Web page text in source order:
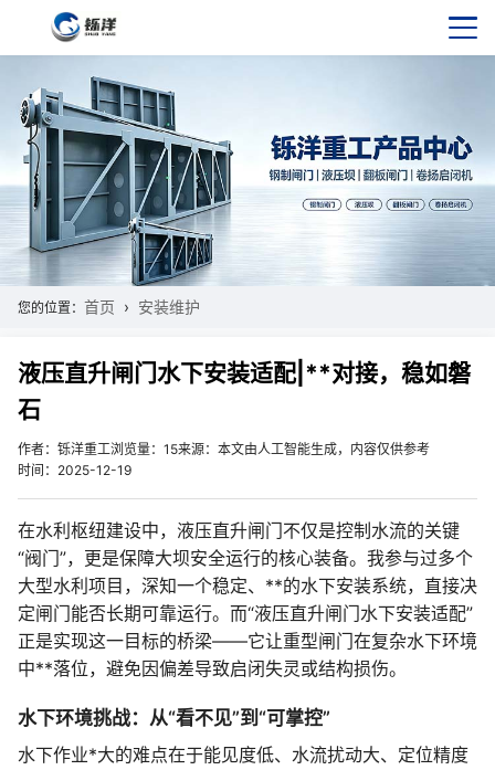
您的位置： 首页 安装维护
液压直升闸门水下安装适配|**对接，稳如磐
石
作者：铄洋重工浏览量：15来源：本文由人工智能生成，内容仅供参考
时间：2025-12-19
在水利枢纽建设中，液压直升闸门不仅是控制水流的关键
“阀门”，更是保障大坝安全运行的核心装备。我参与过多个
大型水利项目，深知一个稳定、**的水下安装系统，直接决
定闸门能否长期可靠运行。而“液压直升闸门水下安装适配”
正是实现这一目标的桥梁——它让重型闸门在复杂水下环境
中**落位，避免因偏差导致启闭失灵或结构损伤。
水下环境挑战：从“看不见”到“可掌控”
水下作业*大的难点在于能见度低、水流扰动大、定位精度